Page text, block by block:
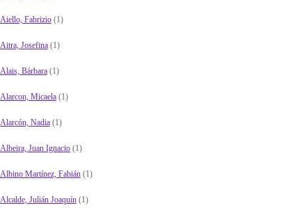
Aiello, Fabrizio(1)
Aitra, Josefina(1)
Alais, Bárbara(1)
Alarcon, Micaela(1)
Alarcón, Nadia(1)
Albeira, Juan Ignacio(1)
Albino Martínez, Fabián(1)
Alcalde, Julián Joaquín(1)